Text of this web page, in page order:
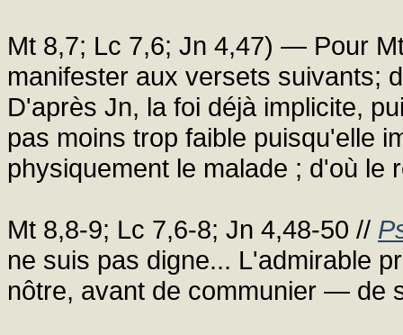
Mt 8,7; Lc 7,6; Jn 4,47) — Pour
manifester aux versets suivants;
D'après Jn, la foi déjà implicite,
pas moins trop faible puisqu'elle
physiquement le malade ; d'où le
Mt 8,8-9; Lc 7,6-8; Jn 4,48-50 //
ne suis pas digne... L'admirable
nôtre, avant de communier — de